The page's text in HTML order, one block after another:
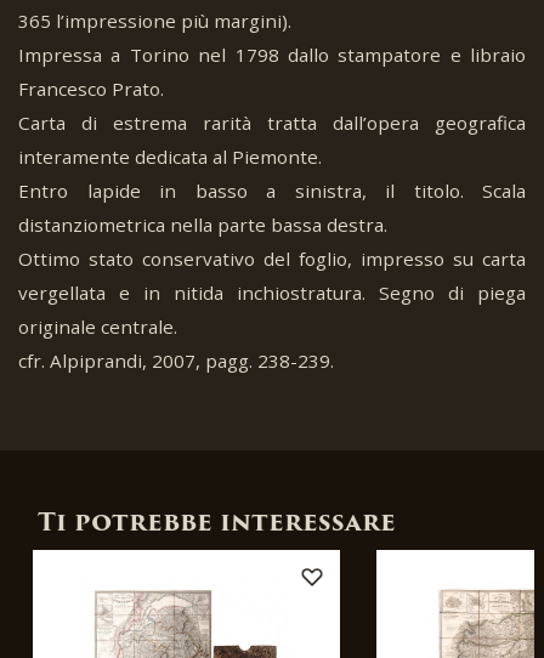
365 l’impressione più margini).
Impressa a Torino nel 1798 dallo stampatore e libraio
Francesco Prato.
Carta di estrema rarità tratta dall’opera geografica
interamente dedicata al Piemonte.
Entro lapide in basso a sinistra, il titolo. Scala
distanziometrica nella parte bassa destra.
Ottimo stato conservativo del foglio, impresso su carta
vergellata e in nitida inchiostratura. Segno di piega
originale centrale.
cfr. Alpiprandi, 2007, pagg. 238-239.
Ti potrebbe interessare